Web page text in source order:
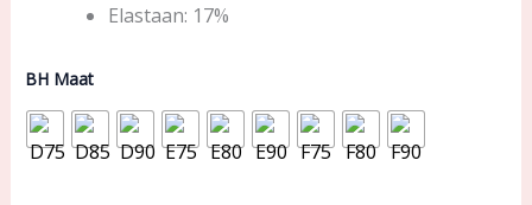
Elastaan: 17%
BH Maat
PrimaDonna
|
Voorgevormde
balconette